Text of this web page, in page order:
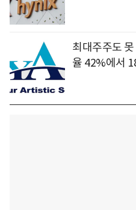
최대주주도
율 42%에서